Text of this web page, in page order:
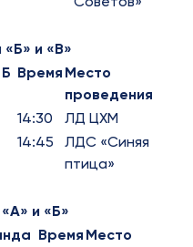
и «В»
Время Место
проведения
14:30
ЛД ЦХМ
14:45
ЛДС «Синяя
птица»
и «Б»
Время Место